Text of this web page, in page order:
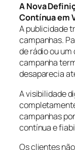
A Nova
Contínua em
A publicidade
campanhas.
de rádio ou
campanha
desaparecia
A visibilidade
campanhas
contínua e
Os clientes